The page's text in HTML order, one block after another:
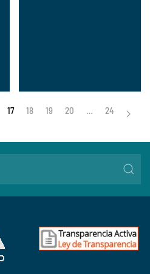
17 18 19 20 … 24